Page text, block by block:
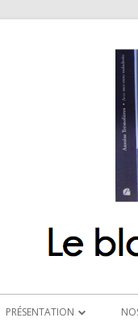
PRÉSENTATION